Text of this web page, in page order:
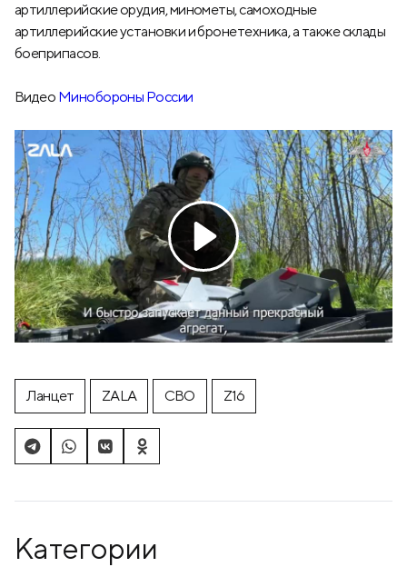
артиллерийские орудия, минометы, самоходные
артиллерийские установки и бронетехника, а также склады
боеприпасов.
Видео Минобороны России
Ланцет ZALA СВО Z16
Категории